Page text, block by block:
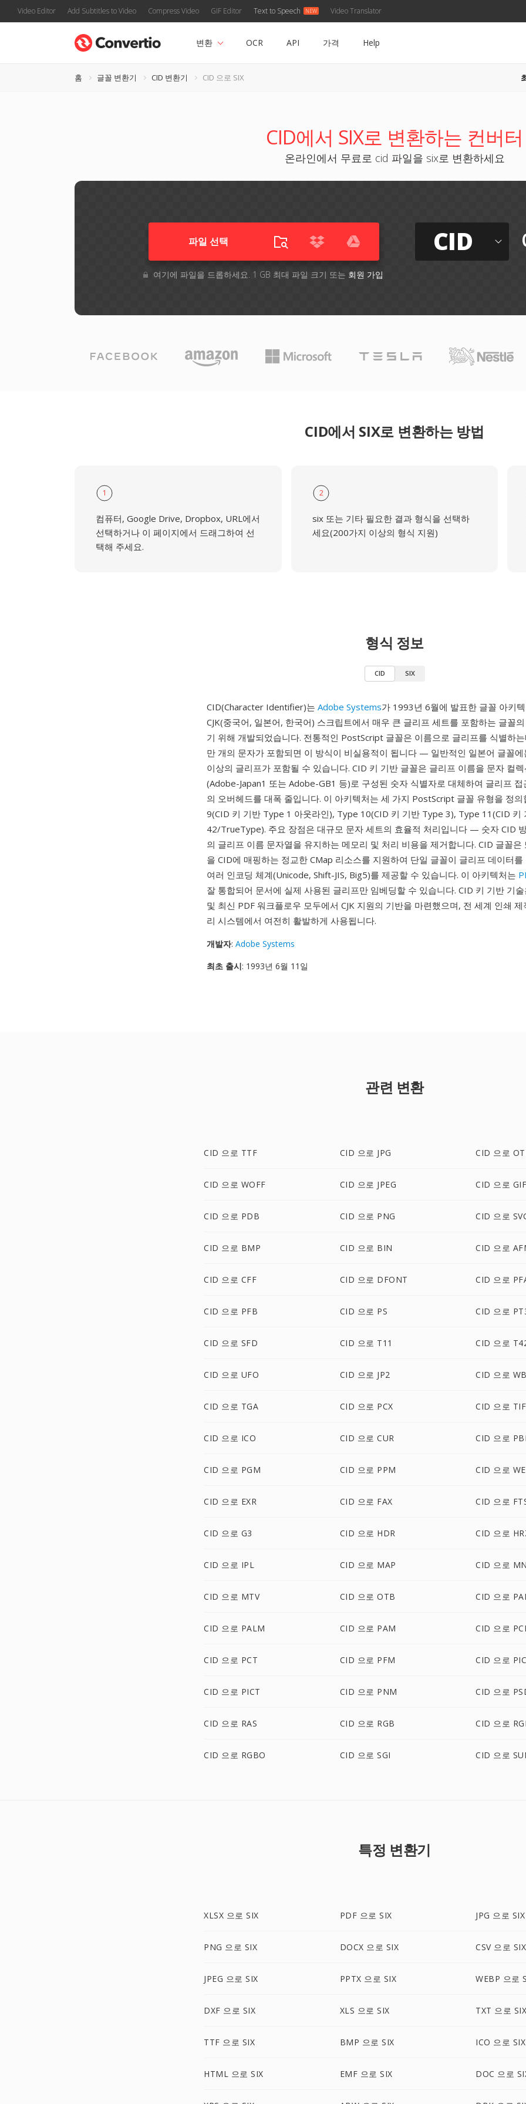
Video Editor Add Subtitles to Video Compress Video GIF Editor Text to Speech Video Translator
변환 OCR API 가격 Help
홈 글꼴 변환기 CID 변환기 CID 으로 SIX
CID에서 SIX로 변환하는 컨버터
온라인에서 무료로 cid 파일을 six로 변환하세요
파일 선택
여기에 파일을 드롭하세요. 1 GB 최대 파일 크기 또는 회원 가입
CID
CID에서 SIX로 변환하는 방법
1
컴퓨터, Google Drive, Dropbox, URL에서
선택하거나 이 페이지에서 드래그하여 선
택해 주세요.
2
six 또는 기타 필요한 결과 형식을 선택하
세요(200가지 이상의 형식 지원)
형식 정보
CID SIX
CID(Character Identifier)는 Adobe Systems가 1993년 6월에 발표한 글꼴 아키
CJK(중국어, 일본어, 한국어) 스크립트에서 매우 큰 글리프 세트를 포함하는 글꼴
기 위해 개발되었습니다. 전통적인 PostScript 글꼴은 이름으로 글리프를 식별하
만 개의 문자가 포함되면 이 방식이 비실용적이 됩니다 — 일반적인 일본어 글꼴
이상의 글리프가 포함될 수 있습니다. CID 키 기반 글꼴은 글리프 이름을 문자 컬
(Adobe-Japan1 또는 Adobe-GB1 등)로 구성된 숫자 식별자로 대체하여 글리프 접
의 오버헤드를 대폭 줄입니다. 이 아키텍처는 세 가지 PostScript 글꼴 유형을 정
9(CID 키 기반 Type 1 아웃라인), Type 10(CID 키 기반 Type 3), Type 11(CID 키
42/TrueType). 주요 장점은 대규모 문자 세트의 효율적 처리입니다 — 숫자 CID
의 글리프 이름 문자열을 유지하는 메모리 및 처리 비용을 제거합니다. CID 글꼴은
을 CID에 매핑하는 정교한 CMap 리소스를 지원하여 단일 글꼴이 글리프 데이터를
여러 인코딩 체계(Unicode, Shift-JIS, Big5)를 제공할 수 있습니다. 이 아키텍처는
잘 통합되어 문서에 실제 사용된 글리프만 임베딩할 수 있습니다. CID 키 기반 기
및 최신 PDF 워크플로우 모두에서 CJK 지원의 기반을 마련했으며, 전 세계 인쇄 제
리 시스템에서 여전히 활발하게 사용됩니다.
개발자: Adobe Systems
최초 출시: 1993년 6월 11일
관련 변환
CID 으로 TTF CID 으로 JPG CID 으로
CID 으로 WOFF CID 으로 JPEG CID 으로 GIF
CID 으로 PDB CID 으로 PNG CID 으로
CID 으로 BMP CID 으로 BIN CID 으로
CID 으로 CFF CID 으로 DFONT CID 으로
CID 으로 PFB CID 으로 PS CID 으로
CID 으로 SFD CID 으로 T11 CID 으로
CID 으로 UFO CID 으로 JP2 CID 으로
CID 으로 TGA CID 으로 PCX CID 으로
CID 으로 ICO CID 으로 CUR CID 으로
CID 으로 PGM CID 으로 PPM CID 으로
CID 으로 EXR CID 으로 FAX CID 으로
CID 으로 G3 CID 으로 HDR CID 으로
CID 으로 IPL CID 으로 MAP CID 으로
CID 으로 MTV CID 으로 OTB CID 으로
CID 으로 PALM CID 으로 PAM CID 으로
CID 으로 PCT CID 으로 PFM CID 으로
CID 으로 PICT CID 으로 PNM CID 으로
CID 으로 RAS CID 으로 RGB CID 으로
CID 으로 RGBO CID 으로 SGI CID 으로
특정 변환기
XLSX 으로 SIX PDF 으로 SIX JPG 으로 SIX
PNG 으로 SIX DOCX 으로 SIX CSV 으로 SIX
JPEG 으로 SIX PPTX 으로 SIX WEBP 으로
DXF 으로 SIX XLS 으로 SIX TXT 으로 SIX
TTF 으로 SIX BMP 으로 SIX ICO 으로 SIX
HTML 으로 SIX EMF 으로 SIX DOC 으로